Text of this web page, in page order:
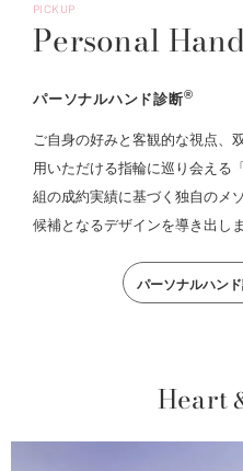
PICKUP
Personal Hand
パーソナルハンド診断®
ご自身の好みと客観的な視点、
用いただける指輪に巡り会える
組の成約実績に基づく独自のメ
候補となるデザインを導き出しま
パーソナルハン
Heart